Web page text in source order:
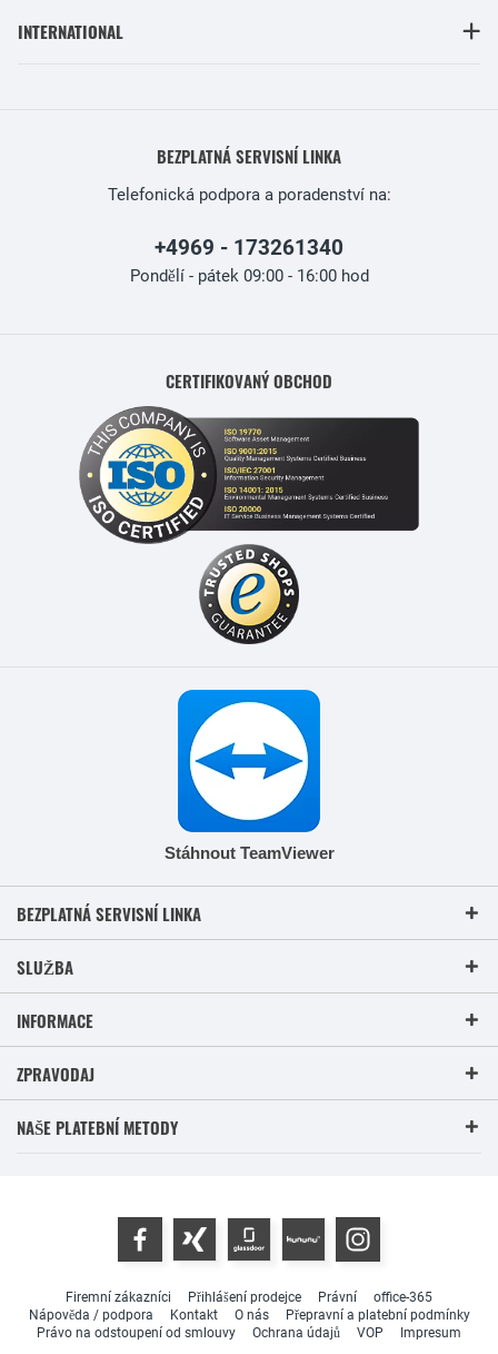
INTERNATIONAL
BEZPLATNÁ SERVISNÍ LINKA
Telefonická podpora a poradenství na:
+4969 - 173261340
Pondělí - pátek 09:00 - 16:00 hod
CERTIFIKOVANÝ OBCHOD
Stáhnout TeamViewer
BEZPLATNÁ SERVISNÍ LINKA
SLUŽBA
INFORMACE
ZPRAVODAJ
NAŠE PLATEBNÍ METODY
Firemní zákazníci Přihlášení prodejce Právní
office-365
Nápověda / podpora
Kontakt O nás
Přepravní a platební podmínky
Právo na odstoupení od smlouvy
Ochrana údajů VOP Impresum